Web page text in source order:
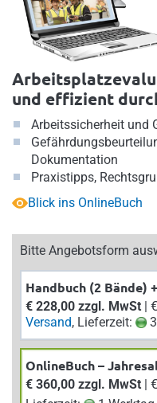
und effizient
Arbeitssicherheit und
Dokumentation
Praxistipps,
Blick ins OnlineBuch
Bitte Angebotsform
Handbuch (2 Bände)
€ 228,00 zzgl. MwSt
|
Versand, Lieferzeit:
OnlineBuch –
€ 360,00 zzgl. MwSt
|